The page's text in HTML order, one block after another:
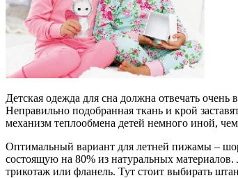
Детская одежда для сна должна отвечать
Неправильно подобранная ткань и крой
механизм теплообмена детей немного иной,
Оптимальный вариант для летней пижамы –
состоящую на 80% из натуральных
трикотаж или фланель. Тут стоит выбирать